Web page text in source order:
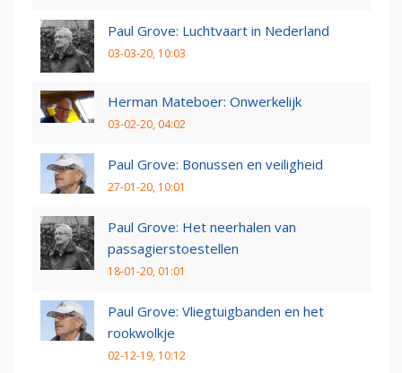
Paul Grove: Luchtvaart in Nederland
03-03-20, 10:03
Herman Mateboer: Onwerkelijk
03-02-20, 04:02
Paul Grove: Bonussen en veiligheid
27-01-20, 10:01
Paul Grove: Het neerhalen van
passagierstoestellen
18-01-20, 01:01
Paul Grove: Vliegtuigbanden en het
rookwolkje
02-12-19, 10:12